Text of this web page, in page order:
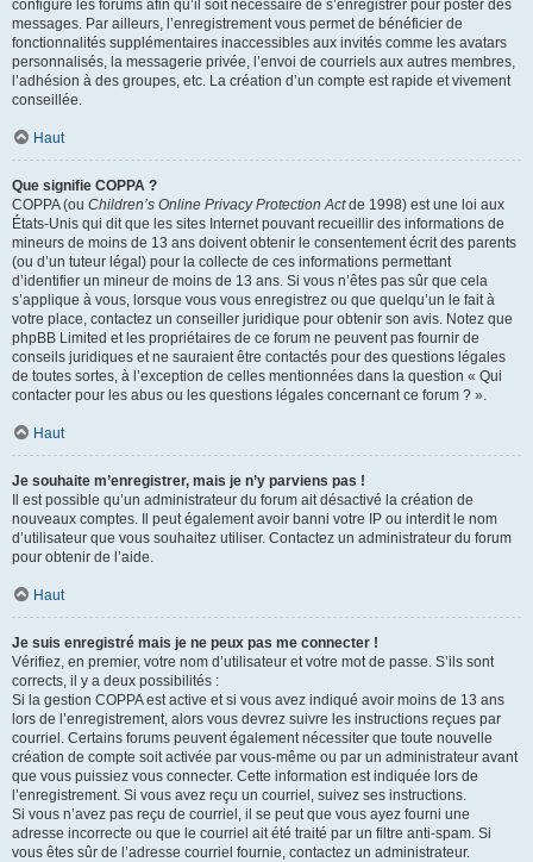
configuré les forums afin qu’il soit nécessaire de s’enregistrer pour poster des
messages. Par ailleurs, l’enregistrement vous permet de bénéficier de
fonctionnalités supplémentaires inaccessibles aux invités comme les avatars
personnalisés, la messagerie privée, l’envoi de courriels aux autres membres,
l’adhésion à des groupes, etc. La création d’un compte est rapide et vivement
conseillée.
Haut
Que signifie COPPA ?
COPPA (ou Children’s Online Privacy Protection Actde 1998) est une loi aux
États-Unis qui dit que les sites Internet pouvant recueillir des informations de
mineurs de moins de 13 ans doivent obtenir le consentement écrit des parents
(ou d’un tuteur légal) pour la collecte de ces informations permettant
d’identifier un mineur de moins de 13 ans. Si vous n’êtes pas sûr que cela
s’applique à vous, lorsque vous vous enregistrez ou que quelqu’un le fait à
votre place, contactez un conseiller juridique pour obtenir son avis. Notez que
phpBB Limited et les propriétaires de ce forum ne peuvent pas fournir de
conseils juridiques et ne sauraient être contactés pour des questions légales
de toutes sortes, à l’exception de celles mentionnées dans la question « Qui
contacter pour les abus ou les questions légales concernant ce forum ? ».
Haut
Je souhaite m’enregistrer, mais je n’y parviens pas !
Il est possible qu’un administrateur du forum ait désactivé la création de
nouveaux comptes. Il peut également avoir banni votre IP ou interdit le nom
d’utilisateur que vous souhaitez utiliser. Contactez un administrateur du forum
pour obtenir de l’aide.
Haut
Je suis enregistré mais je ne peux pas me connecter !
Vérifiez, en premier, votre nom d’utilisateur et votre mot de passe. S’ils sont
corrects, il y a deux possibilités :
Si la gestion COPPA est active et si vous avez indiqué avoir moins de 13 ans
lors de l’enregistrement, alors vous devrez suivre les instructions reçues par
courriel. Certains forums peuvent également nécessiter que toute nouvelle
création de compte soit activée par vous-même ou par un administrateur avant
que vous puissiez vous connecter. Cette information est indiquée lors de
l’enregistrement. Si vous avez reçu un courriel, suivez ses instructions.
Si vous n’avez pas reçu de courriel, il se peut que vous ayez fourni une
adresse incorrecte ou que le courriel ait été traité par un filtre anti-spam. Si
vous êtes sûr de l’adresse courriel fournie, contactez un administrateur.